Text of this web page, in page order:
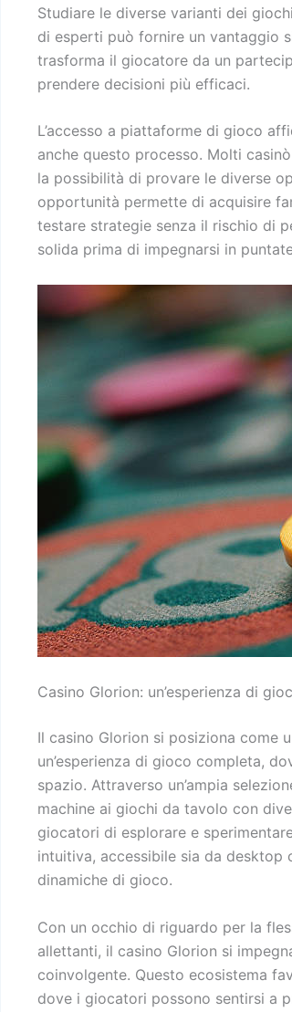
Studiare le diverse varianti dei
di esperti può fornire un vantaggio
trasforma il giocatore da un
prendere decisioni più efficaci.
L’accesso a piattaforme di gioco
anche questo processo. Molti
la possibilità di provare le diverse
opportunità permette di acquisire
testare strategie senza il rischio di
solida prima di impegnarsi in
Casino Glorion: un’esperienza di
Il casino Glorion si posiziona come
un’esperienza di gioco completa,
spazio. Attraverso un’ampia
machine ai giochi da tavolo con
giocatori di esplorare e
intuitiva, accessibile sia da
dinamiche di gioco.
Con un occhio di riguardo per la
allettanti, il casino Glorion si
coinvolgente. Questo ecosistema
dove i giocatori possono sentirsi a